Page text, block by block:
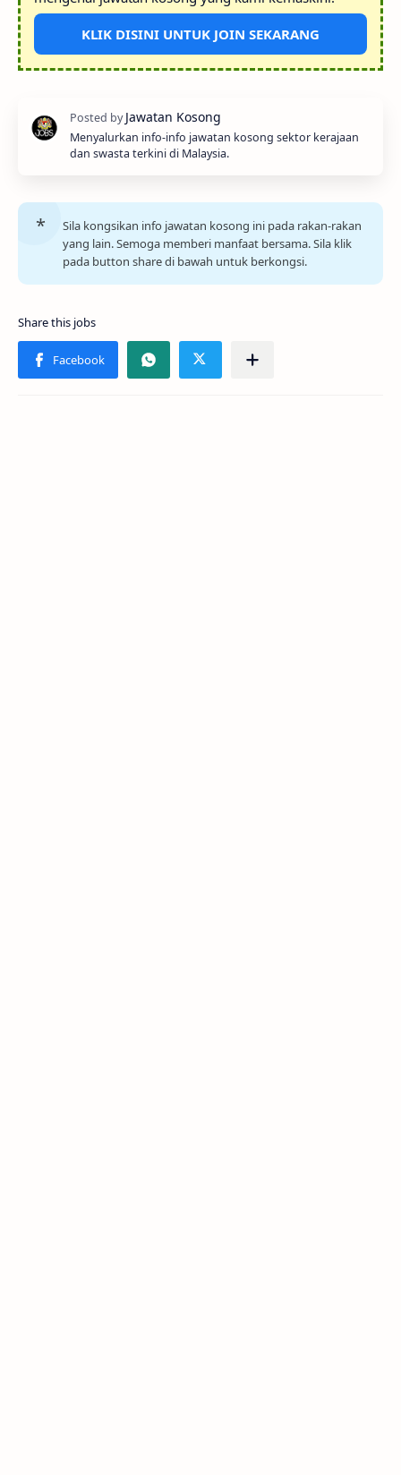
KLIK DISINI UNTUK JOIN SEKARANG
Menyalurkan info-info jawatan kosong sektor kerajaan
dan swasta terkini di Malaysia.
Sila kongsikan info jawatan kosong ini pada rakan-rakan
yang lain. Semoga memberi manfaat bersama. Sila klik
pada button share di bawah untuk berkongsi.